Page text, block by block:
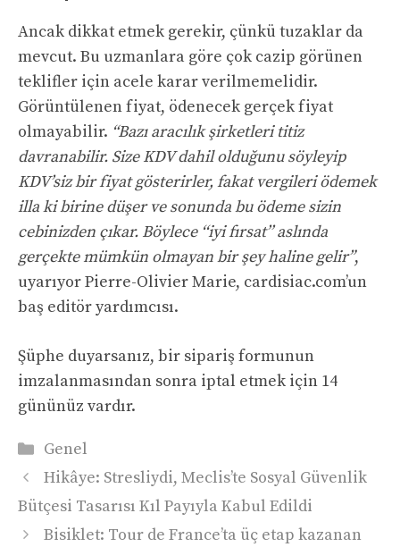
Ancak dikkat etmek gerekir, çünkü tuzaklar da
mevcut. Bu uzmanlara göre çok cazip görünen
teklifler için acele karar verilmemelidir.
Görüntülenen fiyat, ödenecek gerçek fiyat
olmayabilir. “Bazı aracılık şirketleri titiz
davranabilir. Size KDV dahil olduğunu söyleyip
KDV’siz bir fiyat gösterirler, fakat vergileri ödemek
illa ki birine düşer ve sonunda bu ödeme sizin
cebinizden çıkar. Böylece ‘‘iyi fırsat’’ aslında
gerçekte mümkün olmayan bir şey haline gelir”,
uyarıyor Pierre-Olivier Marie, cardisiac.com’un
baş editör yardımcısı.
Şüphe duyarsanız, bir sipariş formunun
imzalanmasından sonra iptal etmek için 14
gününüz vardır.
Kategoriler
Genel
Hikâye: Stresliydi, Meclis’te Sosyal Güvenlik
Bütçesi Tasarısı Kıl Payıyla Kabul Edildi
Bisiklet: Tour de France’ta üç etap kazanan